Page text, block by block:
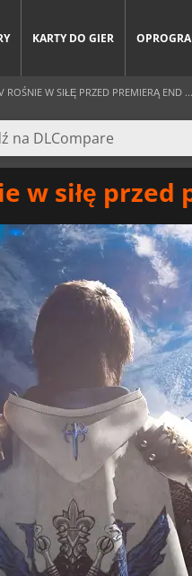
KARTY DO GIER
ROŚNIE W SIŁĘ PRZED PREMIERĄ END ...
w siłę